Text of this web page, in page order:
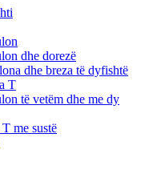
dhe dorezë
dhe breza të dyfishtë
T
të vetëm dhe me dy
me sustë